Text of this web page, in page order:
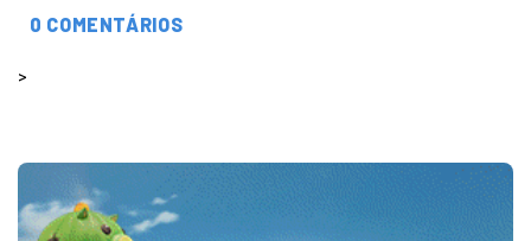
0 COMENTÁRIOS
>